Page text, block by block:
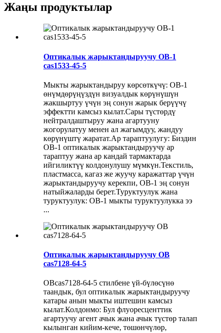
Жаңы продуктылар
Оптикалык жарыктандыруучу OB-1
cas1533-45-5
Мыкты жарыктандыруу көрсөткүчү: OB-1
өнүмдөрүңүздүн визуалдык көрүнүшүн
жакшыртуу үчүн эң сонун жарык берүүчү
эффектти камсыз кылат.Сары түстөрдү
нейтралдаштыруу жана агартууну
жогорулатуу менен ал жагымдуу, жандуу
көрүнүштү жаратат.Ар тараптуулугу: Биздин
OB-1 оптикалык жарыктандыруучу ар
тараптуу жана ар кандай тармактарда
ийгиликтүү колдонулушу мүмкүн.Текстиль,
пластмасса, кагаз же жуучу каражаттар үчүн
жарыктандыруучу керекпи, OB-1 эң сонун
натыйжаларды берет.Туруктуулук жана
туруктуулук: OB-1 мыкты туруктуулукка ээ
...
Оптикалык жарыктандыруучу OB
cas7128-64-5
OBcas7128-64-5 стилбене үй-бүлөсүнө
таандык, бул оптикалык жарыктандыруучу
катары анын мыкты иштешин камсыз
кылат.Колдонмо: Бул флуоресценттик
агартуучу агент ачык жана ачык түстөр талап
кылынган кийим-кече, төшөнчүлөр,